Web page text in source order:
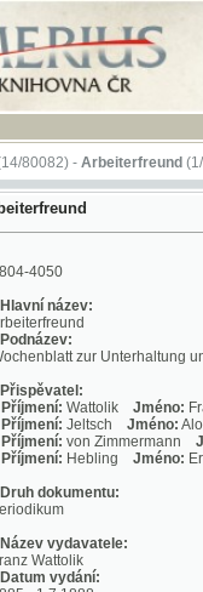
-Arbeiterfreund(1/1863)
název:
zur Unterhaltung und
JeltschJméno:
von ZimmermannJméno:
Hebling Jméno:Ernst
dokumentu:
vydavatele:
1.7.1888
vydání:
Ostrau